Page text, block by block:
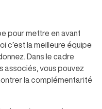
pour mettre en avant
c’est la meilleure équipe
Dans le cadre
associés, vous pouvez
la complémentarité